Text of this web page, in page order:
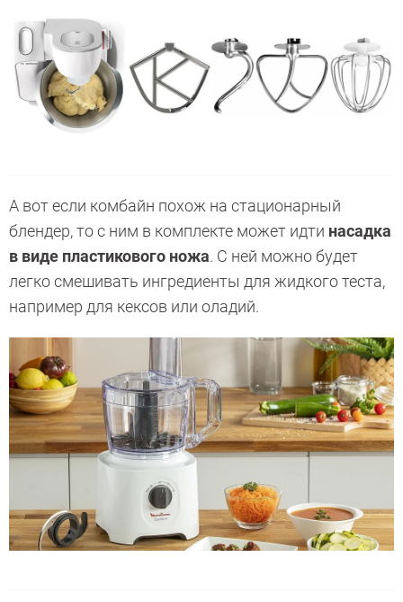
А вот если комбайн похож на стационарный
блендер, то с ним в комплекте может идти насадка
в виде пластикового ножа. С ней можно будет
легко смешивать ингредиенты для жидкого теста,
например для кексов или оладий.